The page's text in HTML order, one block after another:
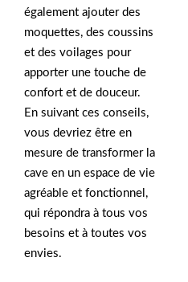
également ajouter des
moquettes, des coussins
et des voilages pour
apporter une touche de
confort et de douceur.
En suivant ces conseils,
vous devriez être en
mesure de transformer la
cave en un espace de vie
agréable et fonctionnel,
qui répondra à tous vos
besoins et à toutes vos
envies.